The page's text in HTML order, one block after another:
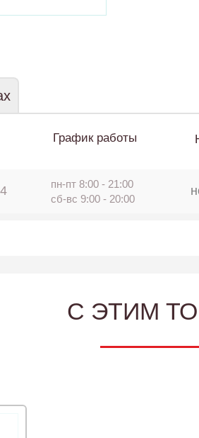
График работы
пн-пт 8:00 - 21:00
сб-вс 9:00 - 20:00
C ЭТИМ